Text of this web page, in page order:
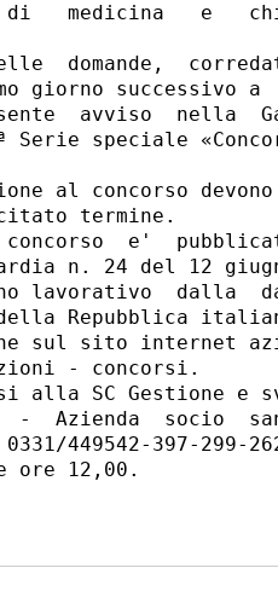
medicina   e
domande,
giorno successivo a
avviso  nella
speciale
al concorso devono
termine.
e'
n. 24 del 12
lavorativo  dalla
Repubblica
sul sito internet
- concorsi.
alla SC Gestione e
-  Azienda  socio
449542-397-299-
ore 12,00.